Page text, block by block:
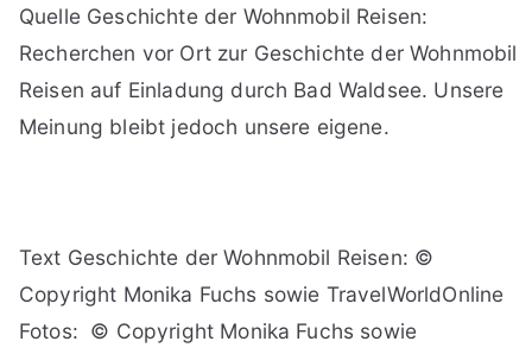
Quelle Geschichte der Wohnmobil Reisen:
Recherchen vor Ort zur Geschichte der Wohnmobil
Reisen auf Einladung durch Bad Waldsee. Unsere
Meinung bleibt jedoch unsere eigene.
Text Geschichte der Wohnmobil Reisen: ©
Copyright Monika Fuchs sowie TravelWorldOnline
Fotos: © Copyright Monika Fuchs sowie